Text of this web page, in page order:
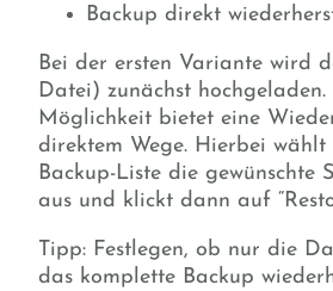
Backup direkt
Bei der ersten Variante wird
Datei) zunächst hochgeladen.
Möglichkeit bietet eine
direktem Wege. Hierbei
Backup-Liste die gewünschte
aus und klickt dann auf
Tipp: Festlegen, ob nur die
das komplette Backup